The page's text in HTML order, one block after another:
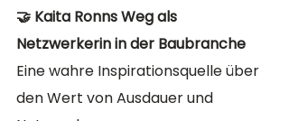
🤝 Kaita Ronns Weg als
Netzwerkerin in der Baubranche
Eine wahre Inspirationsquelle über
den Wert von Ausdauer und